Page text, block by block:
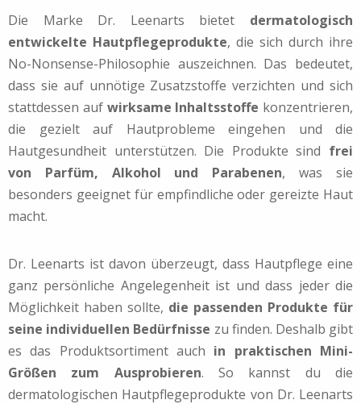
Die Marke Dr. Leenarts bietet dermatologisch
entwickelte Hautpflegeprodukte, die sich durch ihre
No-Nonsense-Philosophie auszeichnen. Das bedeutet,
dass sie auf unnötige Zusatzstoffe verzichten und sich
stattdessen auf wirksame Inhaltsstoffe konzentrieren,
die gezielt auf Hautprobleme eingehen und die
Hautgesundheit unterstützen. Die Produkte sind frei
von Parfüm, Alkohol und Parabenen, was sie
besonders geeignet für empfindliche oder gereizte Haut
macht.
Dr. Leenarts ist davon überzeugt, dass Hautpflege eine
ganz persönliche Angelegenheit ist und dass jeder die
Möglichkeit haben sollte, die passenden Produkte für
seine individuellen Bedürfnisse zu finden. Deshalb gibt
es das Produktsortiment auch in praktischen Mini-
Größen zum Ausprobieren. So kannst du die
dermatologischen Hautpflegeprodukte von Dr. Leenarts